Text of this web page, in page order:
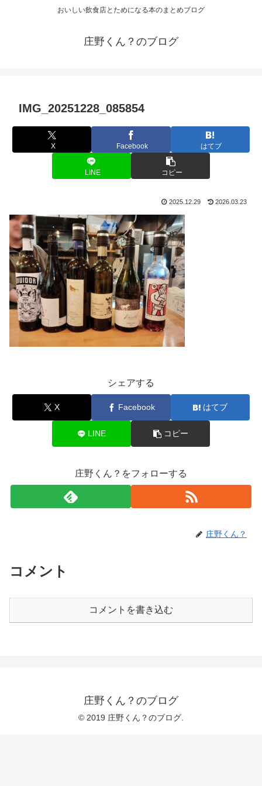
おいしい飲食店とためになる本のまとめブログ
庄野くん？のブログ
IMG_20251228_085854
X Facebook はてブ
LINE コピー
2025.12.29 2026.03.23
シェアする
X Facebook はてブ
LINE コピー
庄野くん？をフォローする
庄野くん？
コメント
コメントを書き込む
庄野くん？のブログ
© 2019 庄野くん？のブログ.